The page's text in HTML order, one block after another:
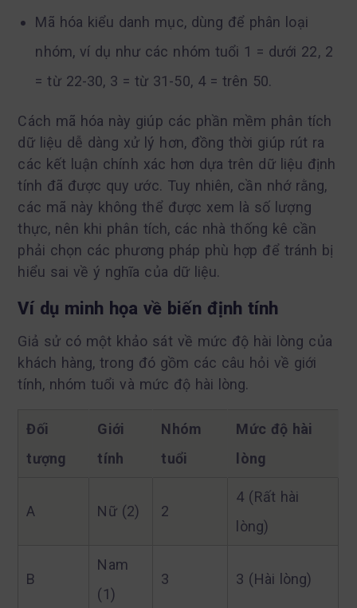
Mã hóa kiểu danh mục, dùng để phân loại
nhóm, ví dụ như các nhóm tuổi 1 = dưới 22, 2
= từ 22-30, 3 = từ 31-50, 4 = trên 50.
Cách mã hóa này giúp các phần mềm phân tích
dữ liệu dễ dàng xử lý hơn, đồng thời giúp rút ra
các kết luận chính xác hơn dựa trên dữ liệu định
tính đã được quy ước. Tuy nhiên, cần nhớ rằng,
các mã này không thể được xem là số lượng
thực, nên khi phân tích, các nhà thống kê cần
phải chọn các phương pháp phù hợp để tránh bị
hiểu sai về ý nghĩa của dữ liệu.
Ví dụ minh họa về biến định tính
Giả sử có một khảo sát về mức độ hài lòng của
khách hàng, trong đó gồm các câu hỏi về giới
tính, nhóm tuổi và mức độ hài lòng.
Đối
tượng
Giới
tính
Nhóm
tuổi
Mức độ hài
lòng
A Nữ (2) 2
4 (Rất hài
lòng)
B
Nam
(1)
3 3 (Hài lòng)